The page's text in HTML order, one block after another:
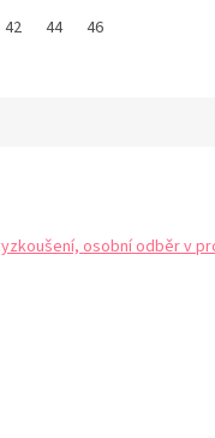
70 F 75 F
v
42 44 46
osobní odběr v